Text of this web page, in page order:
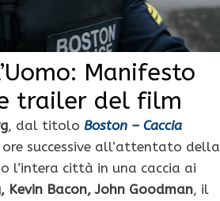
Manifesto
trailer del film
, dal titolo Boston – Caccia
successive all’attentato della
l’intera città in una caccia ai
Kevin Bacon, John Goodman, il